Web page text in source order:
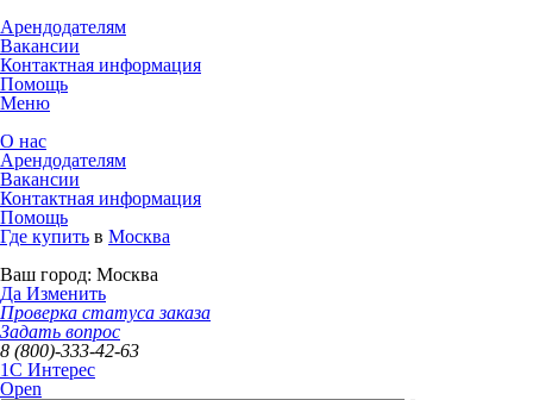
Арендодателям
Вакансии
Контактная информация
Помощь
Меню
О нас
Арендодателям
Вакансии
Контактная информация
Помощь
Где купить в Москва
Ваш город: Москва
Да Изменить
Проверка статуса заказа
Задать вопрос
8 (800)-333-42-63
1C Интерес
Open